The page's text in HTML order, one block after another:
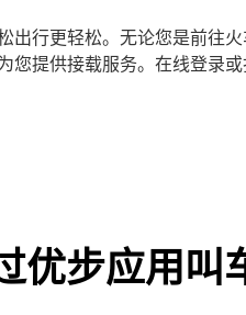
出行更轻松。无论您是前往
您提供接载服务。在线登录
优步应用叫